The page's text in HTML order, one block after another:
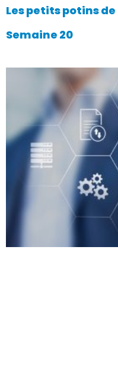
Les petits potins
Semaine 20